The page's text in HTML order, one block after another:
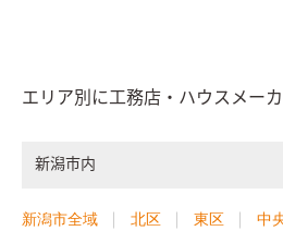
エリア別に工務店・ハウスメー
新潟市内
新潟市全域 北区 東区 中